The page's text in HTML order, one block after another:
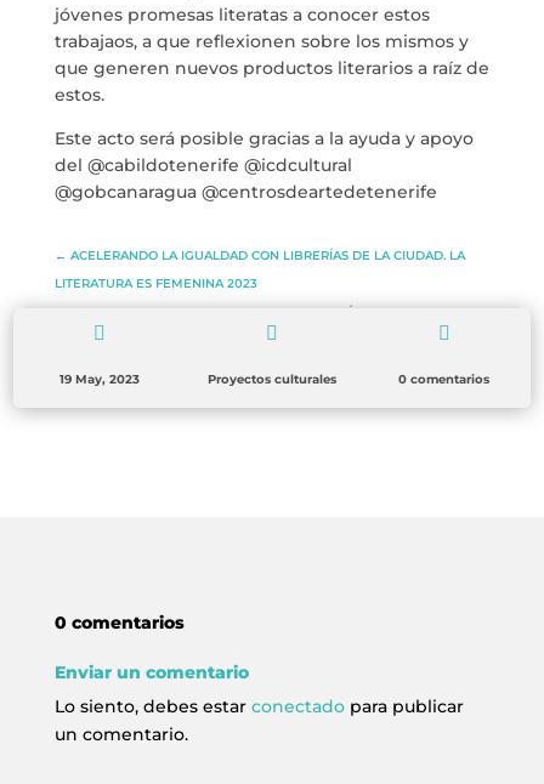
CONTACTO
LA NEUROLITERATURA ENTRA
EN NUESTROS OBJETIVOS
SOMOS TRANSPARENTES
jóvenes promesas literatas a conocer estos
trabajaos, a que reflexionen sobre los mismos y
que generen nuevos productos literarios a raíz de
estos.
Este acto será posible gracias a la ayuda y apoyo
del @cabildotenerife @icdcultural
@gobcanaragua @centrosdeartedetenerife
← ACELERANDO LA IGUALDAD CON LIBRERÍAS DE LA CIUDAD. LA
LITERATURA ES FEMENINA 2023
TALLER LITERARIO EN LIBRERÍAS DE SANTA CRUZ

19 May, 2023

Proyectos culturales

0 comentarios
0 comentarios
Enviar un comentario
Lo siento, debes estar conectadopara publicar
un comentario.